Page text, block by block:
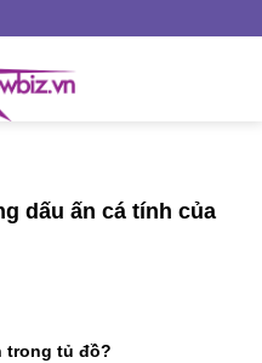
dấu ấn cá tính của
trong tủ đồ?